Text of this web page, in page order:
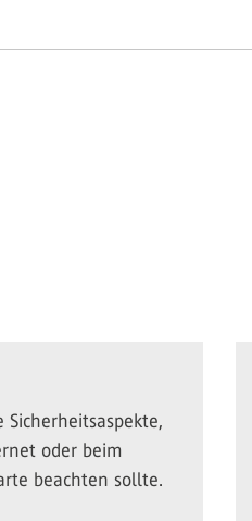
Sicherheitsaspekte,
oder beim
beachten sollte.